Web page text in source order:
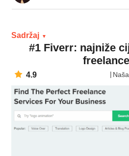
Sadržaj
#1 Fiverr: najniže
4.9